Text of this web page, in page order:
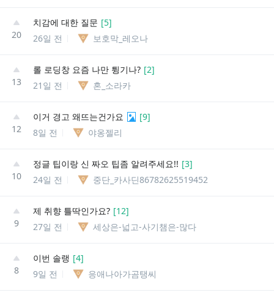
20
치감에 대한 질문 [5]
26일 전
보호막_레오나
13
롤 로딩창 요즘 나만 튕기나? [2]
21일 전
혼_소라카
12
이거 경고 왜뜨는건가요 [9]
8일 전
야옹젤리
10
정글 팁이랑 신 짜오 팁좀 알려주세요!! [3]
24일 전
중단_카사딘86782625519452
9
제 취향 틀딱인가요? [12]
27일 전
세상은-넓고-사기챔은-많다
8
이번 솔랭 [4]
9일 전
응애나아가곰탱씨